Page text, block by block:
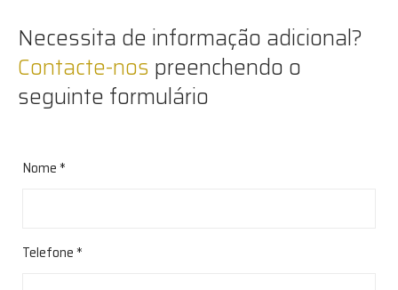
Necessita de informação adicional?
Contacte-nos preenchendo o
seguinte formulário
Nome *
Telefone *